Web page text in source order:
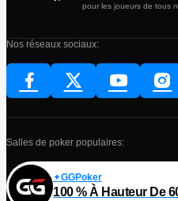
pour les joueurs de tous
Nos réseaux sociaux:
Salles de poker populaires:
GGPoker
100 % À Hauteur De